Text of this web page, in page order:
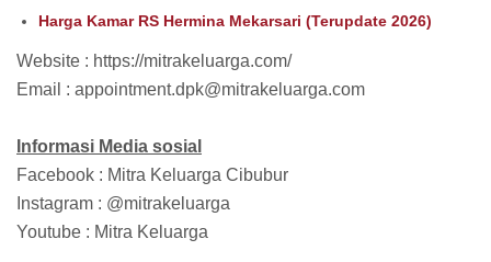
Harga Kamar RS Hermina Mekarsari (Terupdate 2026)
Website : https://mitrakeluarga.com/
Email : appointment.dpk@mitrakeluarga.com
Informasi Media sosial
Facebook : Mitra Keluarga Cibubur
Instagram : @mitrakeluarga
Youtube : Mitra Keluarga